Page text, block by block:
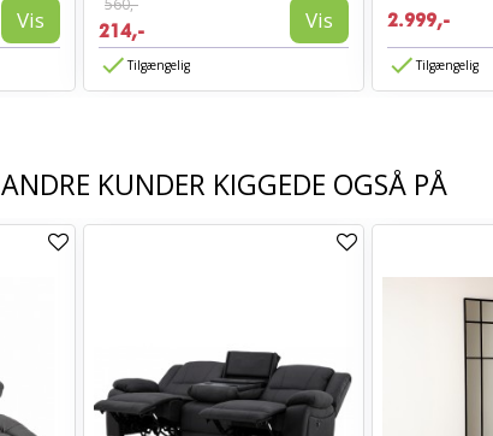
Vis
560,-
214,- Vis
Tilgængelig
2.999,-
Tilgængelig
ANDRE KUNDER KIGGEDE OGSÅ PÅ